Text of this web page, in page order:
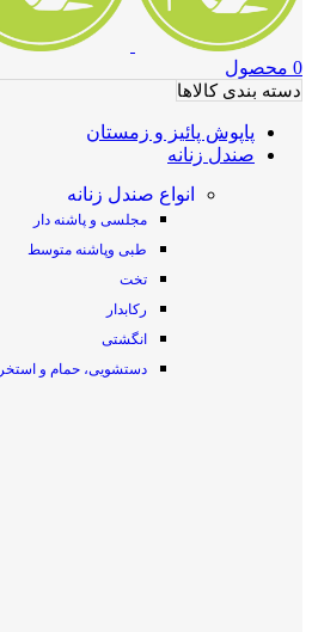
0 محصول
دسته بندی کالاها
پاپوش پائیز و زمستان
صندل زنانه
انواع صندل زنانه
مجلسی و پاشنه دار
طبی وپاشنه متوسط
تخت
رکابدار
انگشتی
دستشویی، حمام و استخر